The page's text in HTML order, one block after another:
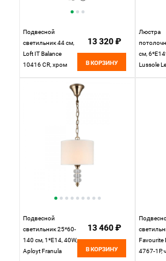
Подвесной
светильник 44 см,
Loft IT Balance
10416 CR, хром
13 320 ₽
В КОРЗИНУ
Люстра
см,
Lussole
Подвесной
светильник 25*60-
140 см, 1*E14, 40W,
Aployt Franula
13 460 ₽
В КОРЗИНУ
Favourite
4767-1P,